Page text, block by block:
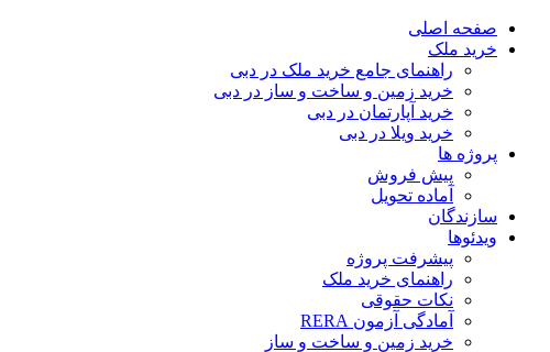
پرش
صفحه اصلی
خرید ملک
راهنمای جامع خرید ملک در دبی
خرید زمین و ساخت‌ و ساز در دبی
خرید آپارتمان در دبی
خرید ویلا در دبی
پروژه ها
پیش فروش
آماده تحویل
سازندگان
ویدئوها
پیشرفت پروژه
راهنمای خرید ملک
نکات حقوقی
آمادگی آزمون RERA
خرید زمین و ساخت و ساز